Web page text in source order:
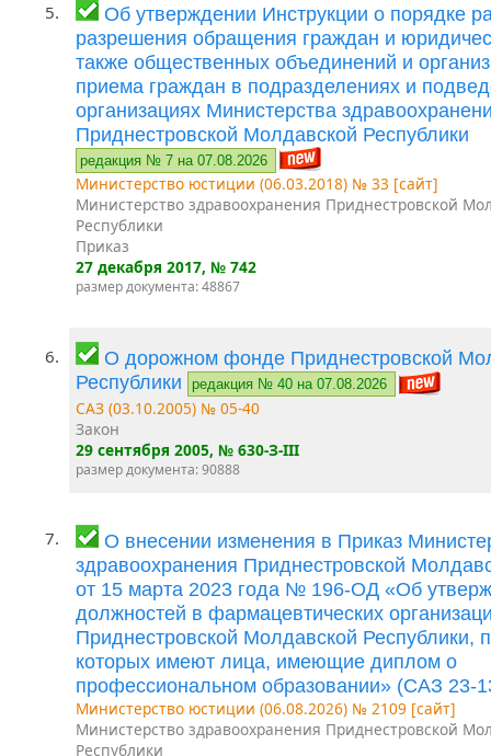
5.
Об утверждении Инструкции о порядке
разрешения обращения граждан и
также общественных объединений и
приема граждан в подразделениях и
организациях Министерства
Приднестровской Молдавской Республики
редакция № 7 на 07.08.2026
Министерство юстиции (06.03.2018) № 33 [сайт]
Министерство здравоохранения Приднестровской
Республики
Приказ
27 декабря 2017, № 742
размер документа: 48867
6.
О дорожном фонде Приднестровской
Республики
редакция № 40 на 07.08.2026
САЗ (03.10.2005) № 05-40
Закон
29 сентября 2005, № 630-З-III
размер документа: 90888
7.
О внесении изменения в Приказ
здравоохранения Приднестровской
от 15 марта 2023 года № 196-ОД «Об
должностей в фармацевтических
Приднестровской Молдавской Республики,
которых имеют лица, имеющие диплом о
профессиональном образовании» (САЗ 23-
Министерство юстиции (06.08.2026) № 2109 [сайт]
Министерство здравоохранения Приднестровской
Республики